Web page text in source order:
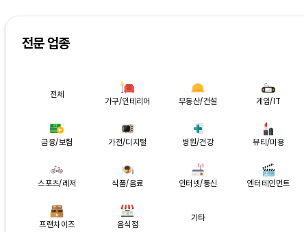
전문 업종
전체
가구/인테리어 부동산/건설 게임/IT
금융/보험 가전/디지털 병원/건강 뷰티/미용
스포츠/레저 식품/음료 인터넷/통신 엔터테인먼트
프랜차이즈 음식점
기타